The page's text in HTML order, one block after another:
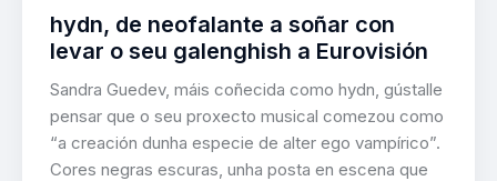
hydn, de neofalante a soñar con
levar o seu galenghish a Eurovisión
Sandra Guedev, máis coñecida como hydn, gústalle
pensar que o seu proxecto musical comezou como
“a creación dunha especie de alter ego vampírico”.
Cores negras escuras, unha posta en escena que